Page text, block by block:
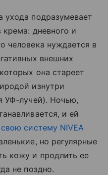
ухода подразумевает
крема: дневного и
человека нуждается в
внешних
она стареет
изнутри
УФ-лучей). Ночью,
и ей
систему NIVEA
но регулярные
кожу и продлить ее
не поздно.